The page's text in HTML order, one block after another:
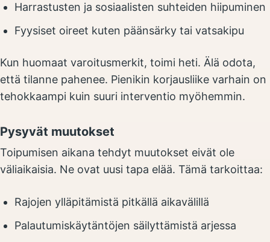
Harrastusten ja sosiaalisten suhteiden hiipuminen
Fyysiset oireet kuten päänsärky tai vatsakipu
Kun huomaat varoitusmerkit, toimi heti. Älä odota,
että tilanne pahenee. Pienikin korjausliike varhain on
tehokkaampi kuin suuri interventio myöhemmin.
Pysyvät muutokset
Toipumisen aikana tehdyt muutokset eivät ole
väliaikaisia. Ne ovat uusi tapa elää. Tämä tarkoittaa:
Rajojen ylläpitämistä pitkällä aikavälillä
Palautumiskäytäntöjen säilyttämistä arjessa